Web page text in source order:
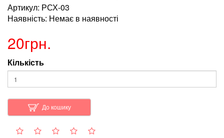
Артикул: РСХ-03
Наявність: Немає в наявності
20грн.
Кількість
До кошику